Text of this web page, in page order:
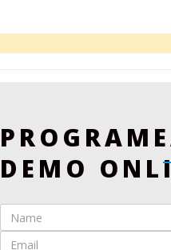
DEMO